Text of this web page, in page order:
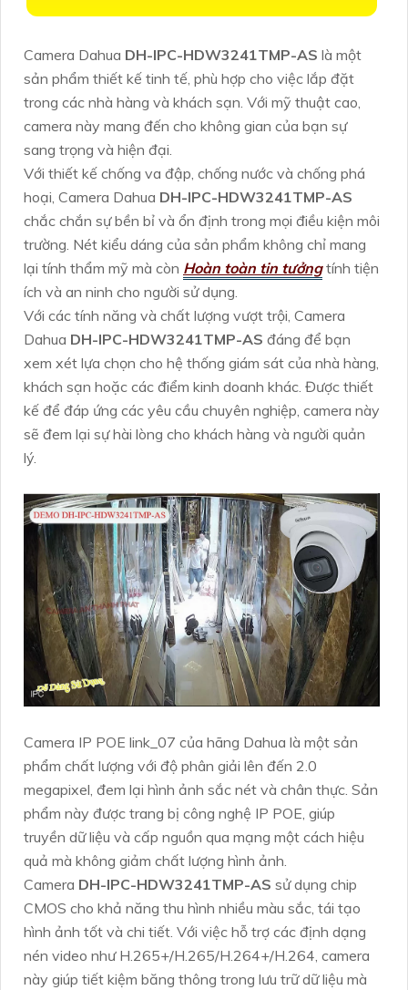
Camera Dahua DH-IPC-HDW3241TMP-AS là một
sản phẩm thiết kế tinh tế, phù hợp cho việc lắp đặt
trong các nhà hàng và khách sạn. Với mỹ thuật cao,
camera này mang đến cho không gian của bạn sự
sang trọng và hiện đại.
Với thiết kế chống va đập, chống nước và chống phá
hoại, Camera Dahua DH-IPC-HDW3241TMP-AS
chắc chắn sự bền bỉ và ổn định trong mọi điều kiện môi
trường. Nét kiểu dáng của sản phẩm không chỉ mang
lại tính thẩm mỹ mà còn Hoàn toàn tin tưởngtính tiện
ích và an ninh cho người sử dụng.
Với các tính năng và chất lượng vượt trội, Camera
Dahua DH-IPC-HDW3241TMP-AS đáng để bạn
xem xét lựa chọn cho hệ thống giám sát của nhà hàng,
khách sạn hoặc các điểm kinh doanh khác. Được thiết
kế để đáp ứng các yêu cầu chuyên nghiệp, camera này
sẽ đem lại sự hài lòng cho khách hàng và người quản
lý.
Camera IP POE link_07 của hãng Dahua là một sản
phẩm chất lượng với độ phân giải lên đến 2.0
megapixel, đem lại hình ảnh sắc nét và chân thực. Sản
phẩm này được trang bị công nghệ IP POE, giúp
truyền dữ liệu và cấp nguồn qua mạng một cách hiệu
quả mà không giảm chất lượng hình ảnh.
Camera DH-IPC-HDW3241TMP-AS sử dụng chip
CMOS cho khả năng thu hình nhiều màu sắc, tái tạo
hình ảnh tốt và chi tiết. Với việc hỗ trợ các định dạng
nén video như H.265+/H.265/H.264+/H.264, camera
này giúp tiết kiệm băng thông trong lưu trữ dữ liệu mà